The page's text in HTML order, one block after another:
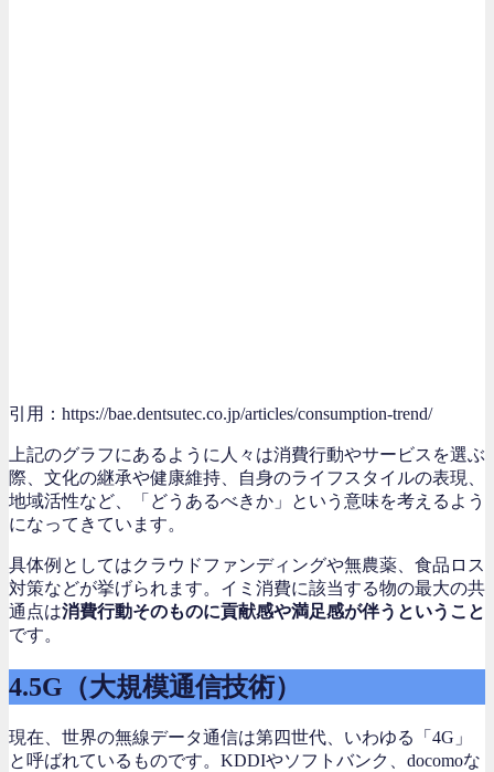
引用：https://bae.dentsutec.co.jp/articles/consumption-trend/
上記のグラフにあるように人々は消費行動やサービスを選ぶ
際、文化の継承や健康維持、自身のライフスタイルの表現、
地域活性など、「どうあるべきか」という意味を考えるよう
になってきています。
具体例としてはクラウドファンディングや無農薬、食品ロス
対策などが挙げられます。イミ消費に該当する物の最大の共
通点は消費行動そのものに貢献感や満足感が伴うということ
です。
4.5G（大規模通信技術）
現在、世界の無線データ通信は第四世代、いわゆる「4G」
と呼ばれているものです。KDDIやソフトバンク、docomoな